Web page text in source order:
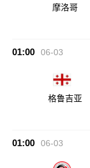
摩洛哥
01:00 06-03
格鲁吉亚
01:00 06-03